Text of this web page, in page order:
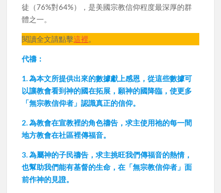
徒（76%對64%），是美國宗教信仰程度最深厚的群
體之一。
閱讀全文請點擊這裡。
代禱：
1. 為本文所提供出來的數據獻上感恩，從這些數據可
以讓教會看到神的國在拓展，願神的國降臨，使更多
「無宗教信仰者」認識真正的信仰。
2. 為教會在宣教裡的角色禱告，求主使用祂的每一間
地方教會在社區裡傳福音。
3. 為屬神的子民禱告，求主挑旺我們傳福音的熱情，
也幫助我們能有基督的生命，在「無宗教信仰者」面
前作神的見證。